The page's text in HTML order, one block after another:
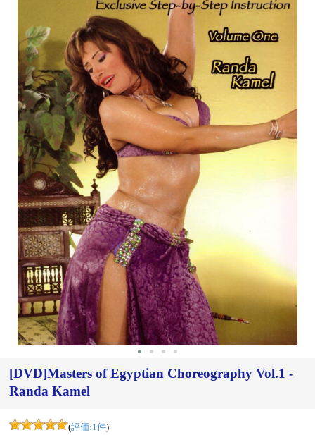
[DVD]Masters of Egyptian Choreography Vol.1 -
Randa Kamel
(評価:1件)